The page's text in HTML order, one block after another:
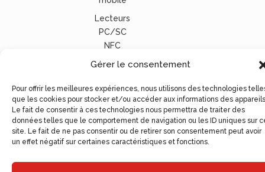
Gérer le consentement
Pour offrir les meilleures expériences, nous utilisons des technologies
que les cookies pour stocker et/ou accéder aux informations des
Le fait de consentir à ces technologies nous permettra de traiter des
données telles que le comportement de navigation ou les ID uniques sur
site. Le fait de ne pas consentir ou de retirer son consentement peut avoir
un effet négatif sur certaines caractéristiques et fonctions.
Lecteurs
PC/SC
NFC
Tous nos
carte
vitale
© Ugocom Paris – Avignon Création Site Internet –
Agence de Communication